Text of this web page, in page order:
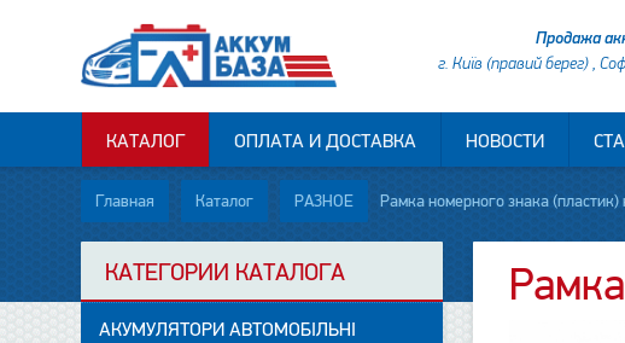
Продажа
г. Київ (правий берег) ,
КАТАЛОГ ОПЛАТА И ДОСТАВКА НОВОСТИ
Главная Каталог РАЗНОЕ Рамка номерного знака (пластик)
КАТЕГОРИИ КАТАЛОГА
АКУМУЛЯТОРИ АВТОМОБІЛЬНІ